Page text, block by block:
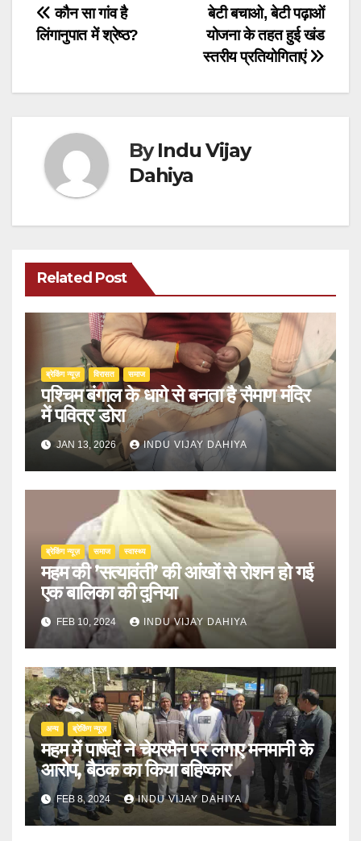
Post
navigation
बेटी बचाओ, बेटी पढ़ाओं
योजना के तहत हुई खंड
स्तरीय प्रतियोगिताएं
कौन सा गांव है
लिंगानुपात में श्रेष्ठ?
ByIndu Vijay
Dahiya
Related Post
ब्रेकिंग न्यूज़ ‍‍विरासत समाज
पश्चिम बंगाल के धागे से बनता है सैमाण मंदिर
में पवित्र डोरा
JAN 13, 2026 INDU VIJAY DAHIYA
ब्रेकिंग न्यूज़ समाज स्वास्थ्य
महम की ’सत्यावंती’ की आंखों से रोशन हो गई
एक बालिका की दुनिया
FEB 10, 2024 INDU VIJAY DAHIYA
अन्य ब्रेकिंग न्यूज़
महम में पार्षदों ने चेयरमैन पर लगाए मनमानी के
आरोप, बैठक का किया बहिष्कार
FEB 8, 2024 INDU VIJAY DAHIYA